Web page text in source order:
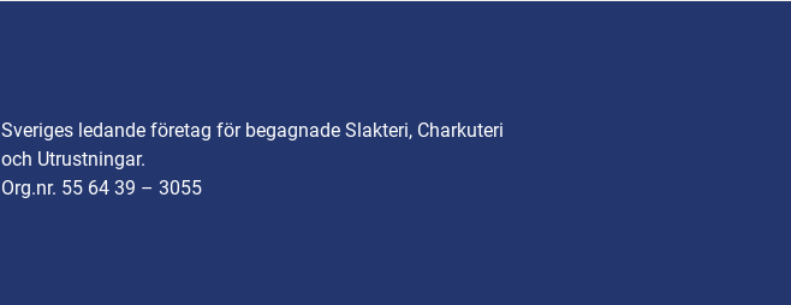
Sveriges ledande företag för begagnade Slakteri, Charkuteri
och Utrustningar.
Org.nr. 55 64 39 – 3055